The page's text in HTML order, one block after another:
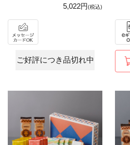
5,022円(税込)
ご好評につき品切れ中